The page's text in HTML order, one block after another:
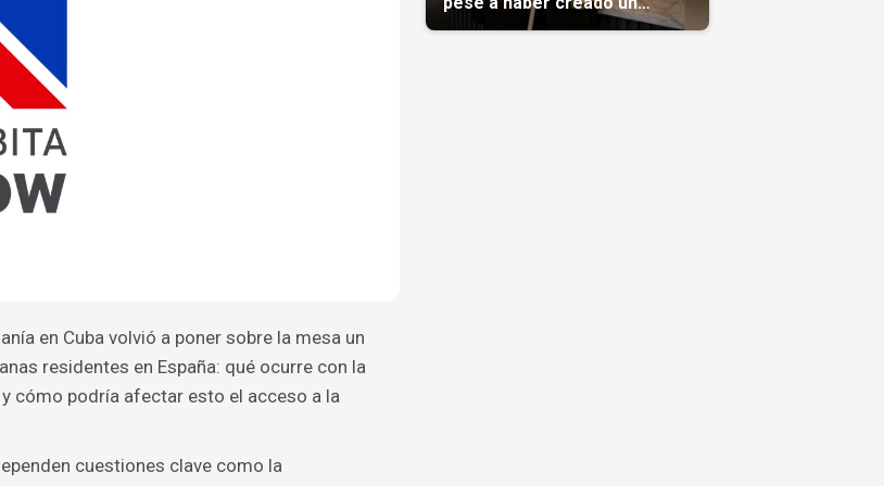
en Cuba volvió a poner sobre la mesa un
residentes en España: qué ocurre con la
cómo podría afectar esto el acceso a la
cuestiones clave como la